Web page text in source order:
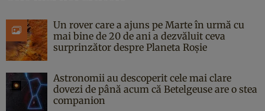
Un rover care a ajuns pe Marte în urmă cu
mai bine de 20 de ani a dezvăluit ceva
surprinzător despre Planeta Roșie
Astronomii au descoperit cele mai clare
dovezi de până acum că Betelgeuse are o stea
companion